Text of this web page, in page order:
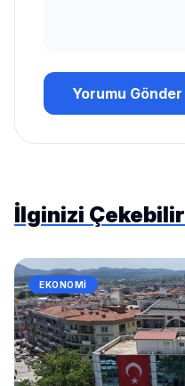
Yorumu Gönder
İlginizi Çekebilir
EKONOMI